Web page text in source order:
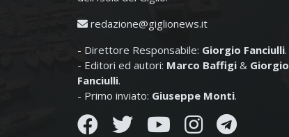
redazione@giglionews.it
- Direttore Responsabile: Giorgio Fanciulli.
- Editori ed autori: Marco Baffigi & Giorgio
Fanciulli.
- Primo inviato: Giuseppe Monti.